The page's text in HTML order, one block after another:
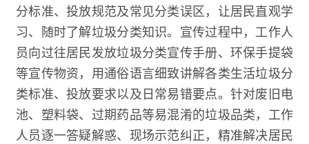
分标准、投放规范及常见分类误区，让居民直观学
习、随时了解垃圾分类知识。宣传过程中，工作人
员向过往居民发放垃圾分类宣传手册、环保手提袋
等宣传物资，用通俗语言细致讲解各类生活垃圾分
类标准、投放要求以及日常易错要点。针对废旧电
池、塑料袋、过期药品等易混淆的垃圾品类，工作
人员逐一答疑解惑、现场示范纠正，精准解决居民